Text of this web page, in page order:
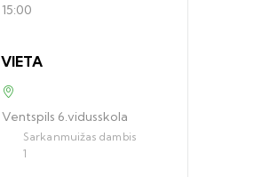
15:00
VIETA
Ventspils 6.vidusskola
Sarkanmuižas dambis
1